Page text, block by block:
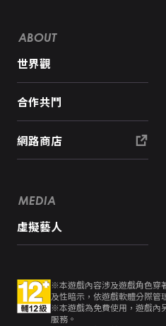
ABOUT
世界觀
合作共鬥
網路商店
MEDIA
虛擬藝人
※本遊戲內容涉及遊戲角色穿
及性暗示，依遊戲軟體分際管
※本遊戲為免費使用，遊戲內
服務。